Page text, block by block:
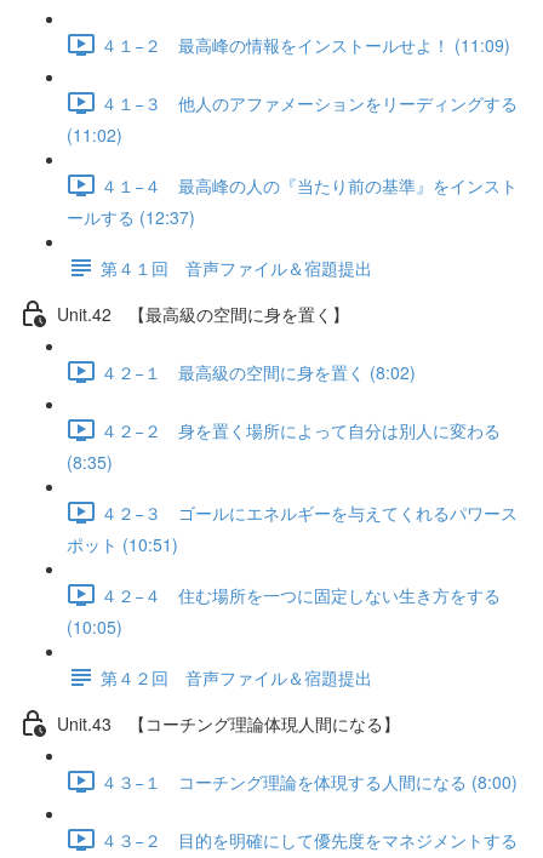
４１−２ 最高峰の情報をインストールせよ！ (11:09)
４１−３ 他人のアファメーションをリーディングする
(11:02)
４１−４ 最高峰の人の『当たり前の基準』をインスト
ールする (12:37)
第４１回 音声ファイル＆宿題提出
Unit.42 【最高級の空間に身を置く】
４２−１ 最高級の空間に身を置く (8:02)
４２−２ 身を置く場所によって自分は別人に変わる
(8:35)
４２−３ ゴールにエネルギーを与えてくれるパワース
ポット (10:51)
４２−４ 住む場所を一つに固定しない生き方をする
(10:05)
第４２回 音声ファイル＆宿題提出
Unit.43 【コーチング理論体現人間になる】
４３−１ コーチング理論を体現する人間になる (8:00)
４３−２ 目的を明確にして優先度をマネジメントする